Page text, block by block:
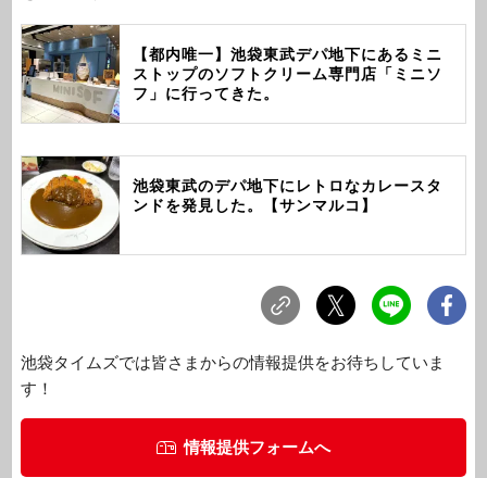
【都内唯一】池袋東武デパ地下にあるミニ
ストップのソフトクリーム専門店「ミニソ
フ」に行ってきた。
池袋東武のデパ地下にレトロなカレースタ
ンドを発見した。【サンマルコ】
池袋タイムズでは皆さまからの情報提供をお待ちしていま
す！
情報提供フォームへ